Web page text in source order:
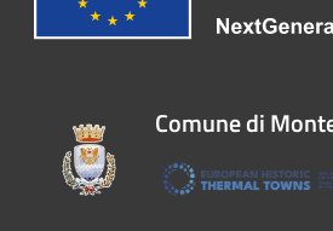
Comune di